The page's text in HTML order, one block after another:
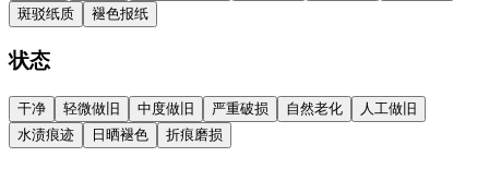
斑驳纸质
褪色报纸
状态
干净 轻微做旧 中度做旧 严重破损 自然老化
人工做旧
水渍痕迹
日晒褪色 折痕磨损